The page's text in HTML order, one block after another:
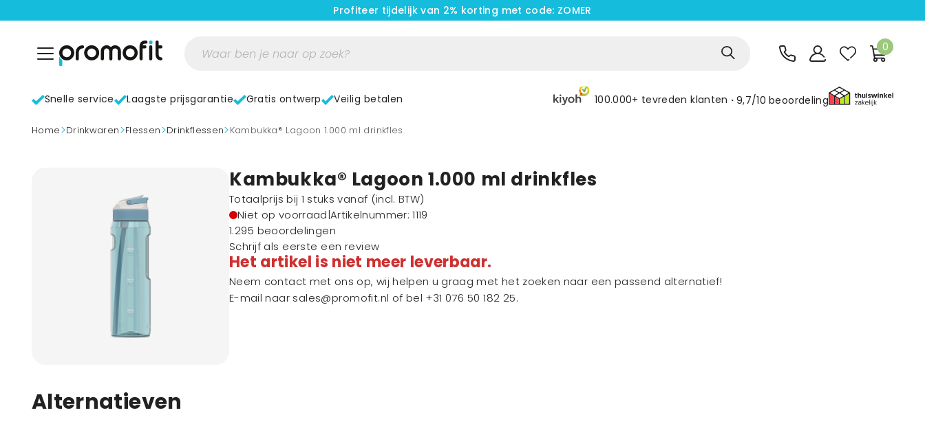
Profiteer tijdelijk van 2% korting met code: ZOMER
0
Snelle service Laagste prijsgarantie Gratis ontwerp Veilig betalen 100.000+ tevreden klanten 9,7/10 beoordeling
home> Drinkwaren> Flessen> Drinkflessen> Kambukka® Lagoon 1.000 ml drinkfles
Kambukka® Lagoon 1.000 ml drinkfles
Totaalprijs bij 1 stuks vanaf (incl. BTW)
Niet op voorraad|Artikelnummer: 1119
1.295 beoordelingen
Schrijf als eerste een review
Het artikel is niet meer leverbaar.
Neem contact met ons op, wij helpen u graag met het zoeken naar een passend alternatief!
E-mail naar sales@promofit.nl of bel +31 076 50 182 25.
Alternatieven